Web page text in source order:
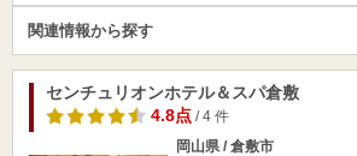
関連情報から探す
センチュリオンホテル＆スパ倉敷
4.8点/ 4 件
岡山県 / 倉敷市